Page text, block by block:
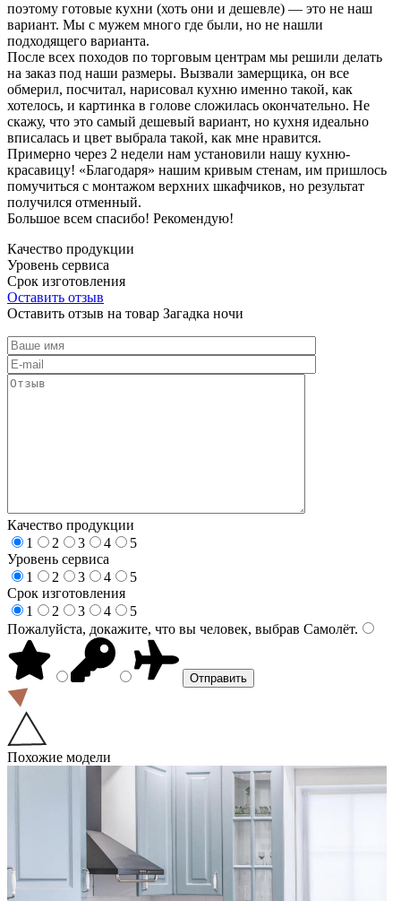
поэтому готовые кухни (хоть они и дешевле) — это не наш
вариант. Мы с мужем много где были, но не нашли
подходящего варианта.
После всех походов по торговым центрам мы решили делать
на заказ под наши размеры. Вызвали замерщика, он все
обмерил, посчитал, нарисовал кухню именно такой, как
хотелось, и картинка в голове сложилась окончательно. Не
скажу, что это самый дешевый вариант, но кухня идеально
вписалась и цвет выбрала такой, как мне нравится.
Примерно через 2 недели нам установили нашу кухню-
красавицу! «Благодаря» нашим кривым стенам, им пришлось
помучиться с монтажом верхних шкафчиков, но результат
получился отменный.
Большое всем спасибо! Рекомендую!
Качество продукции
Уровень сервиса
Срок изготовления
Оставить отзыв
Оставить отзыв на товар Загадка ночи
Качество продукции
1
2 3 4
5
Уровень сервиса
1
2 3 4
5
Срок изготовления
1
2 3 4
5
Пожалуйста, докажите, что вы человек, выбрав Самолёт.
Похожие модели